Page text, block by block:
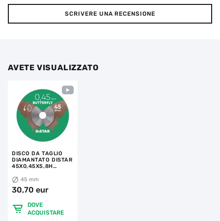
SCRIVERE UNA RECENSIONE
AVETE VISUALIZZATO
DISCO DA TAGLIO
DIAMANTATO DISTAR
45X0,45X5,8H
45 mm
30,70 eur
DOVE
ACQUISTARE